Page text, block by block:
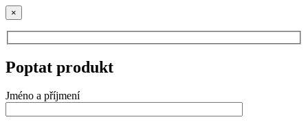
×
Poptat produkt
Jméno a příjmení